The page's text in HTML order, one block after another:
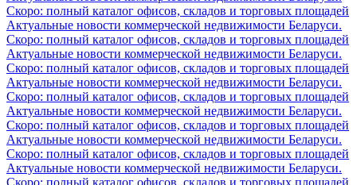
Скоро: полный каталог офисов, складов и торговых площадей
Актуальные новости коммерческой недвижимости Беларуси.
Скоро: полный каталог офисов, складов и торговых площадей
Актуальные новости коммерческой недвижимости Беларуси.
Скоро: полный каталог офисов, складов и торговых площадей
Актуальные новости коммерческой недвижимости Беларуси.
Скоро: полный каталог офисов, складов и торговых площадей
Актуальные новости коммерческой недвижимости Беларуси.
Скоро: полный каталог офисов, складов и торговых площадей
Актуальные новости коммерческой недвижимости Беларуси.
Скоро: полный каталог офисов, складов и торговых площадей
Актуальные новости коммерческой недвижимости Беларуси.
Скоро: полный каталог офисов, складов и торговых площадей